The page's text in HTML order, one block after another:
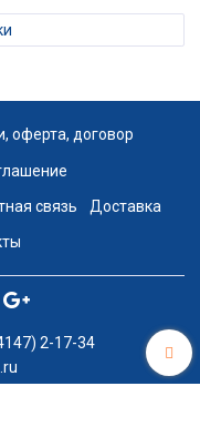
оферта, договор
связь Доставка
2-17-34